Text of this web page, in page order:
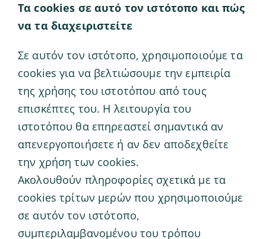
Τα cookies σε αυτό τον ιστότοπο και πώς
να τα διαχειριστείτε
Σε αυτόν τον ιστότοπο, χρησιμοποιούμε τα
cookies για να βελτιώσουμε την εμπειρία
της χρήσης του ιστοτόπου από τους
επισκέπτες του. Η λειτουργία του
ιστοτόπου θα επηρεαστεί σημαντικά αν
απενεργοποιήσετε ή αν δεν αποδεχθείτε
την χρήση των cookies.
Ακολουθούν πληροφορίες σχετικά με τα
cookies τρίτων μερών που χρησιμοποιούμε
σε αυτόν τον ιστότοπο,
συμπεριλαμβανομένου του τρόπου